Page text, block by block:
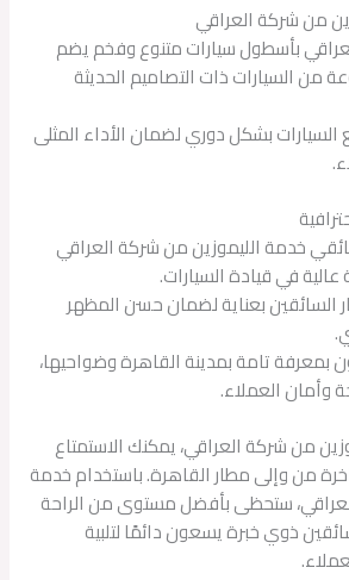
من شركة العراقي
بأسطول سيارات متنوع وفخم يضم
من السيارات ذات التصاميم الحديثة
السيارات بشكل دوري لضمان الأداء المثلى
خدمة الليموزين من شركة العراقي
عالية في قيادة السيارات.
السائقين بعناية لضمان حسن المظهر
بمعرفة تامة بمدينة القاهرة وضواحيها،
وأمان العملاء.
من شركة العراقي، يمكنك الاستمتاع
من وإلى مطار القاهرة. باستخدام خدمة
ستحظى بأفضل مستوى من الراحة
ذوي خبرة يسعون دائمًا لتلبية